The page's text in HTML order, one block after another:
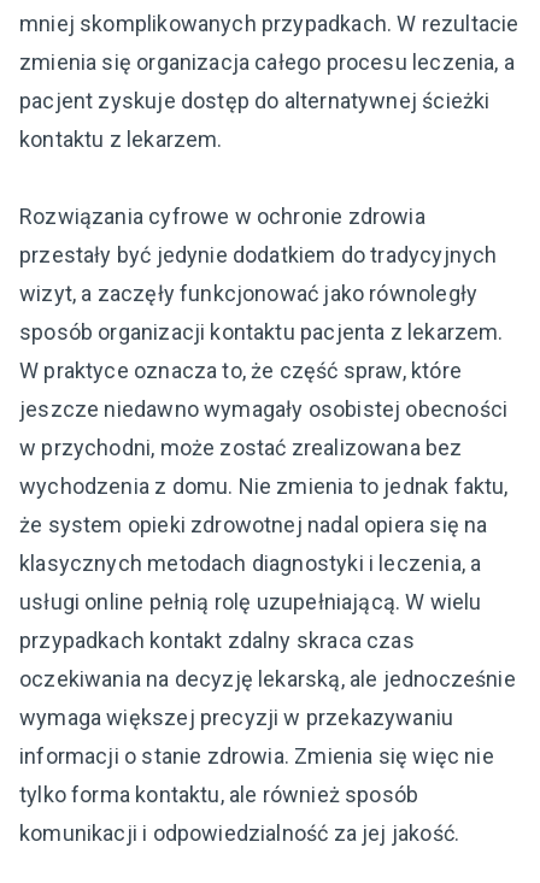
mniej skomplikowanych przypadkach. W rezultacie
zmienia się organizacja całego procesu leczenia, a
pacjent zyskuje dostęp do alternatywnej ścieżki
kontaktu z lekarzem.
Rozwiązania cyfrowe w ochronie zdrowia
przestały być jedynie dodatkiem do tradycyjnych
wizyt, a zaczęły funkcjonować jako równoległy
sposób organizacji kontaktu pacjenta z lekarzem.
W praktyce oznacza to, że część spraw, które
jeszcze niedawno wymagały osobistej obecności
w przychodni, może zostać zrealizowana bez
wychodzenia z domu. Nie zmienia to jednak faktu,
że system opieki zdrowotnej nadal opiera się na
klasycznych metodach diagnostyki i leczenia, a
usługi online pełnią rolę uzupełniającą. W wielu
przypadkach kontakt zdalny skraca czas
oczekiwania na decyzję lekarską, ale jednocześnie
wymaga większej precyzji w przekazywaniu
informacji o stanie zdrowia. Zmienia się więc nie
tylko forma kontaktu, ale również sposób
komunikacji i odpowiedzialność za jej jakość.